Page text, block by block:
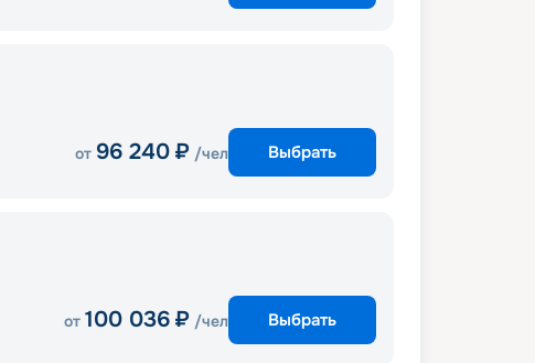
от 96 240 ₽ /чел Выбрать
от 100 036 ₽ /чел Выбрать